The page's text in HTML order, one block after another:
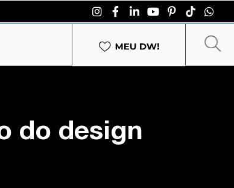
do design